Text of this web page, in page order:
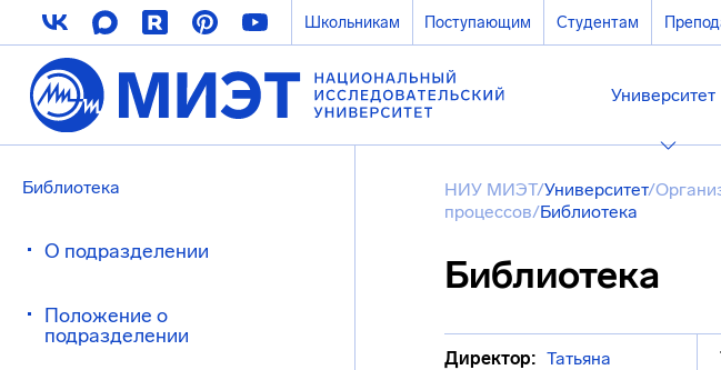
Школьникам Поступающим Студентам
Университет
Библиотека
О подразделении
Положение о
подразделении
НИУ МИЭТ/Университет/
процессов/Библиотека
Библиотека
Директор: Татьяна